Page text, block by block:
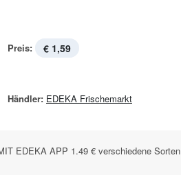
Preis: € 1,59
Händler: EDEKA Frischemarkt
EDEKA APP 1.49 € verschiedene Sorten